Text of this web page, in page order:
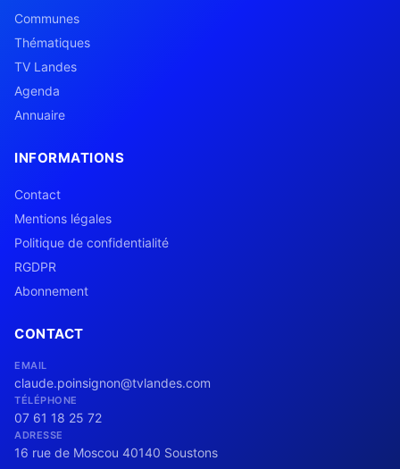
Communes
Thématiques
TV Landes
Agenda
Annuaire
INFORMATIONS
Contact
Mentions légales
Politique de confidentialité
RGDPR
Abonnement
CONTACT
EMAIL
claude.poinsignon@tvlandes.com
TÉLÉPHONE
07 61 18 25 72
ADRESSE
16 rue de Moscou 40140 Soustons